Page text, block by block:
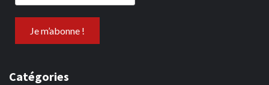
Catégories